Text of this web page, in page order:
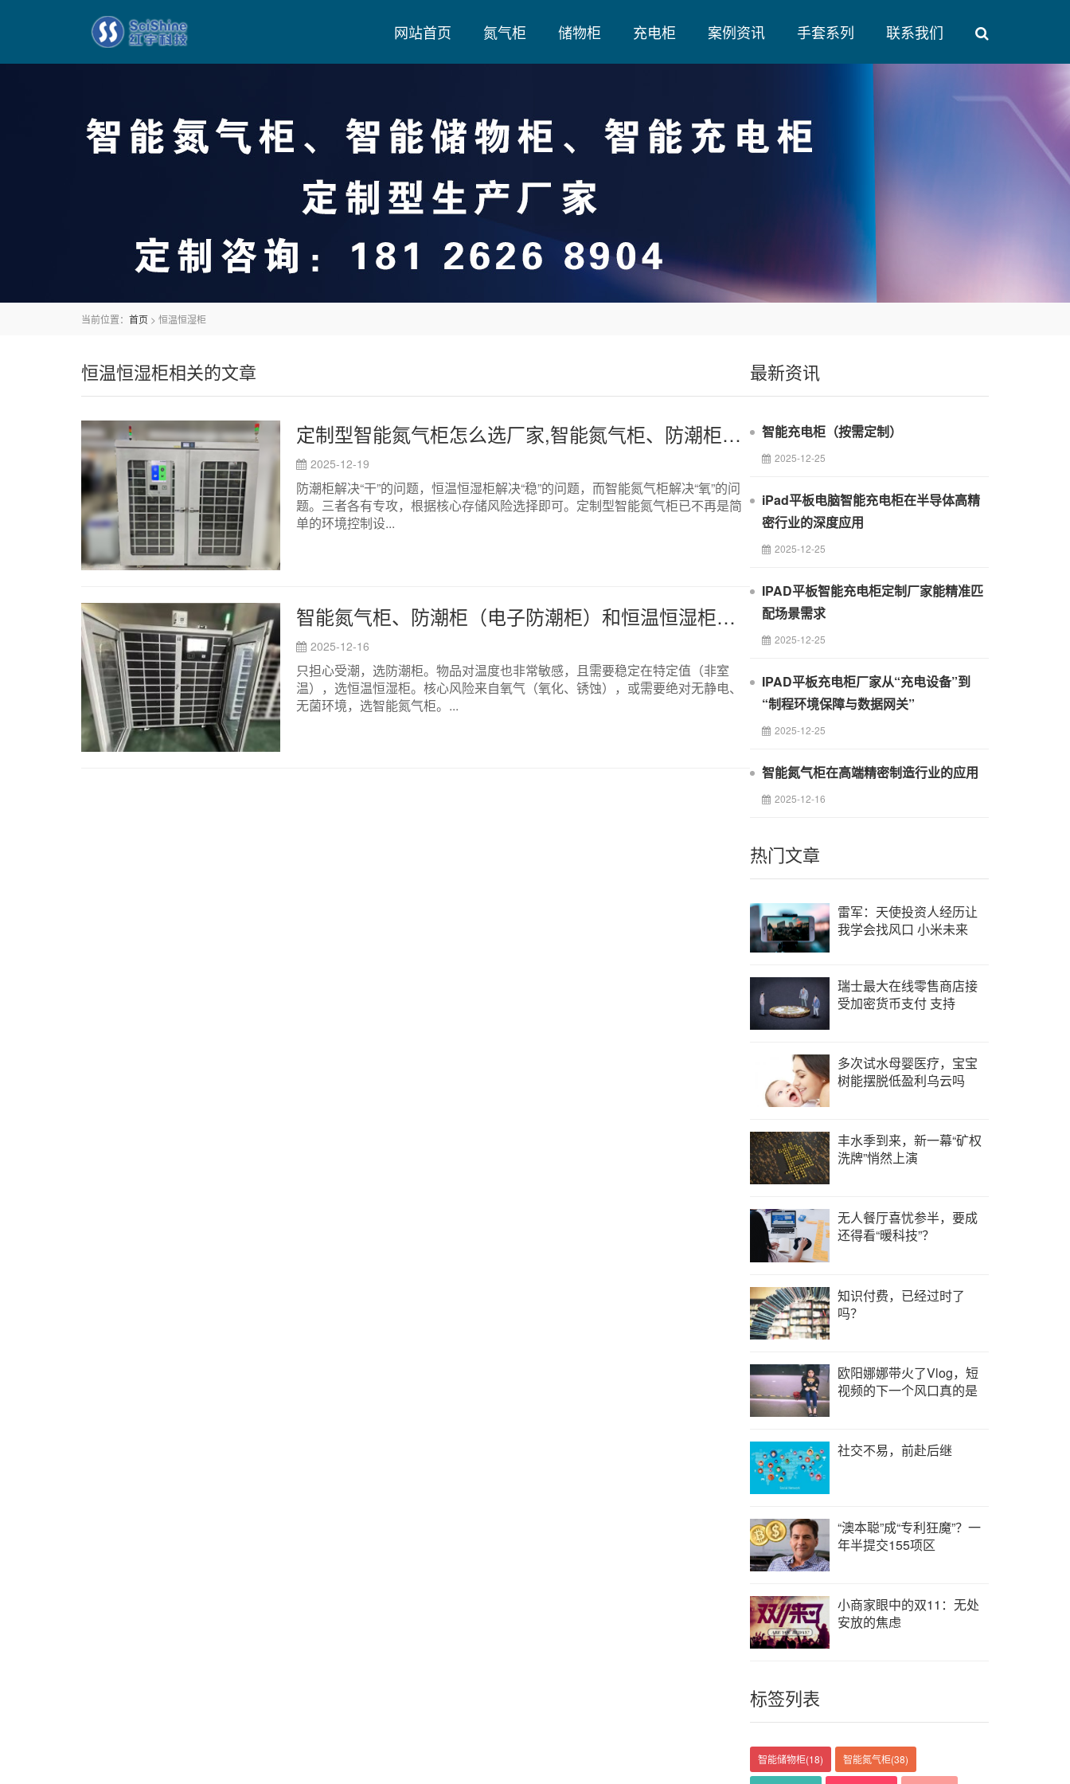
网站首页 氮气柜 储物柜 充电柜 案例资讯 手套系列 联系我们
当前位置： 首页 > 恒温恒湿柜
恒温恒湿柜相关的文章
定制型智能氮气柜怎么选厂家,智能氮气柜、防潮柜和恒温恒湿柜区别
2025-12-19
防潮柜解决“干”的问题，恒温恒湿柜解决“稳”的问题，而智能氮气柜解决“氧”的问
题。三者各有专攻，根据核心存储风险选择即可。定制型智能氮气柜已不再是简
单的环境控制设...
智能氮气柜、防潮柜（电子防潮柜）和恒温恒湿柜区别
2025-12-16
只担心受潮，选防潮柜。物品对温度也非常敏感，且需要稳定在特定值（非室
温），选恒温恒湿柜。核心风险来自氧气（氧化、锈蚀），或需要绝对无静电、
无菌环境，选智能氮气柜。...
最新资讯
智能充电柜（按需定制）
2025-12-25
iPad平板电脑智能充电柜在半导体高精
密行业的深度应用
2025-12-25
IPAD平板智能充电柜定制厂家能精准匹
配场景需求
2025-12-25
IPAD平板充电柜厂家从“充电设备”到
“制程环境保障与数据网关”
2025-12-25
智能氮气柜在高端精密制造行业的应用
2025-12-16
热门文章
雷军：天使投资人经历让
我学会找风口 小米未来
瑞士最大在线零售商店接
受加密货币支付 支持
多次试水母婴医疗，宝宝
树能摆脱低盈利乌云吗
丰水季到来，新一幕“矿权
洗牌”悄然上演
无人餐厅喜忧参半，要成
还得看“暖科技”？
知识付费，已经过时了
吗？
欧阳娜娜带火了Vlog，短
视频的下一个风口真的是
社交不易，前赴后继
“澳本聪”成“专利狂魔”？一
年半提交155项区
小商家眼中的双11：无处
安放的焦虑
标签列表
智能储物柜(18) 智能氮气柜(38)